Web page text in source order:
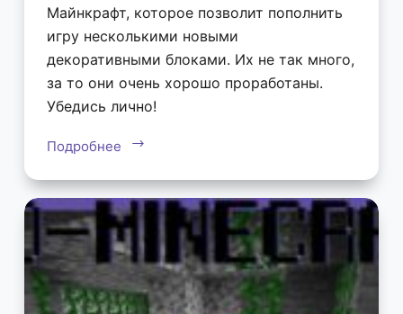
Майнкрафт, которое позволит пополнить
игру несколькими новыми
декоративными блоками. Их не так много,
за то они очень хорошо проработаны.
Убедись лично!
Подробнее